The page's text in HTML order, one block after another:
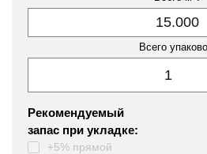
Всего
Рекомендуемый
запас при укладке:
+5% прямой